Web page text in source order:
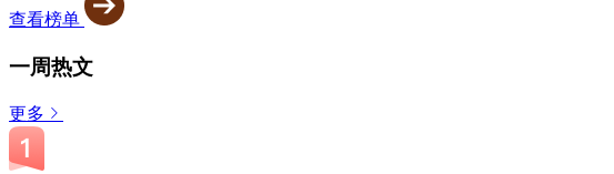
查看榜单
一周热文
更多